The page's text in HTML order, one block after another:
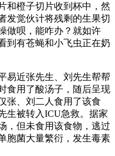
和橙子切片收到杯中，然
发觉伙计将残剩的生果切
做呗，能咋办？就如许
到有苍蝇和小飞虫正在奶
近张先生、刘先生帮帮
食用了酸汤子，随后呈现
张、刘二人食用了该食
生被转入ICU急救。据家
，但未食用该食物，逃过
胞菌大量繁衍，发生毒素